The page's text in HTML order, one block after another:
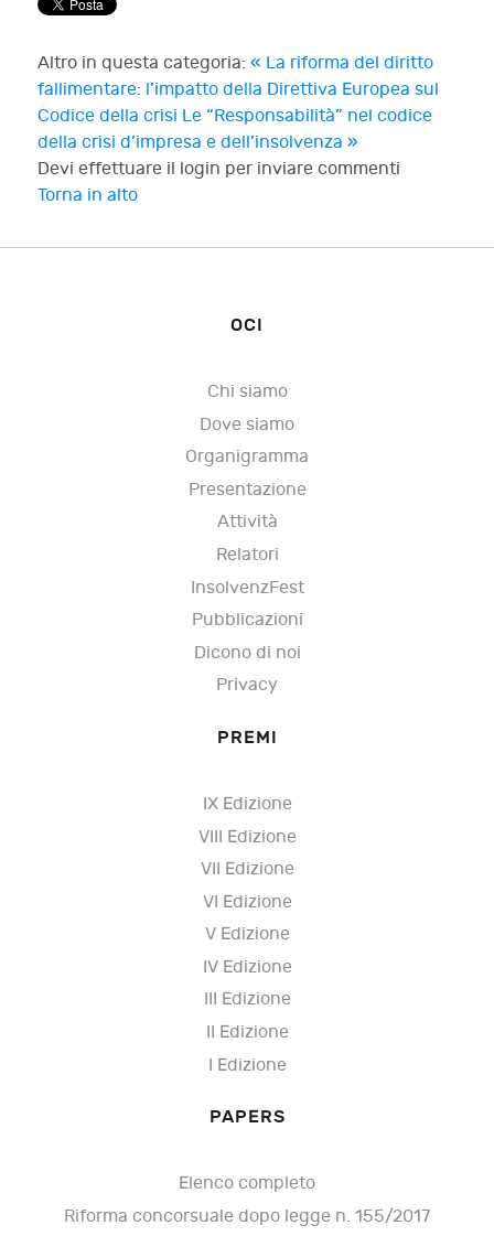
Altro in questa categoria: « La riforma del diritto
fallimentare: l’impatto della Direttiva Europea sul
Codice della crisi Le “Responsabilità” nel codice
della crisi d’impresa e dell’insolvenza »
Devi effettuare il login per inviare commenti
Torna in alto
OCI
Chi siamo
Dove siamo
Organigramma
Presentazione
Attività
Relatori
InsolvenzFest
Pubblicazioni
Dicono di noi
Privacy
PREMI
IX Edizione
VIII Edizione
VII Edizione
VI Edizione
V Edizione
IV Edizione
III Edizione
II Edizione
I Edizione
PAPERS
Elenco completo
Riforma concorsuale dopo legge n. 155/2017